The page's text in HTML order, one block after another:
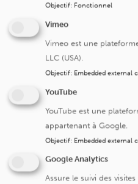
Cliniques
+32 2 764 11 11
Fax. +32 2 764 37 03
Objectif: Fonctionnel
Vimeo
Vimeo est une
LLC (USA).
Objectif: Embedded external
YouTube
YouTube est une
appartenant à Google.
Objectif: Embedded external
Google Analytics
Assure le suivi des